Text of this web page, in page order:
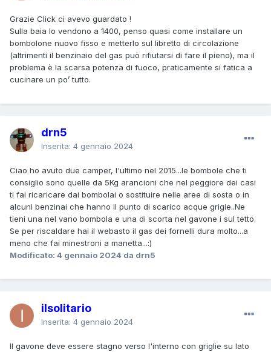
Grazie Click ci avevo guardato !
Sulla baia lo vendono a 1400, penso quasi come installare un
bombolone nuovo fisso e metterlo sul libretto di circolazione
(altrimenti il benzinaio del gas può rifiutarsi di fare il pieno), ma il
problema è la scarsa potenza di fuoco, praticamente si fatica a
cucinare un po’ tutto.
drn5
Inserita: 4 gennaio 2024
Ciao ho avuto due camper, l'ultimo nel 2015...le bombole che ti
consiglio sono quelle da 5Kg arancioni che nel peggiore dei casi
ti fai ricaricare dai bombolai o sostituire nelle aree di sosta o in
alcuni benzinai che hanno il punto di scarico acque grigie..Ne
tieni una nel vano bombola e una di scorta nel gavone i sul tetto.
Se per riscaldare hai il webasto il gas dei fornelli dura molto...a
meno che fai minestroni a manetta...:)
Modificato: 4 gennaio 2024 da drn5
ilsolitario
Inserita: 4 gennaio 2024
Il gavone deve essere stagno verso l'interno con griglie su lato